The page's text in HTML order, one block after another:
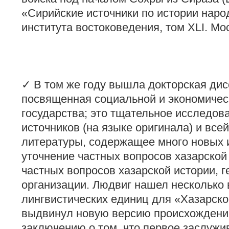
«Сирийские источники по истории
института востоковедения, том XLI.
✓ В том же году вышла докторская
посвященная социальной и
государства; это тщательное
источников (на языке оригинала) и
литературы, содержащее много новых
уточнение частных вопросов
частных вопросов хазарской истории,
организации. Людвиг нашел
лингвистических единиц для
выдвинул новую версию